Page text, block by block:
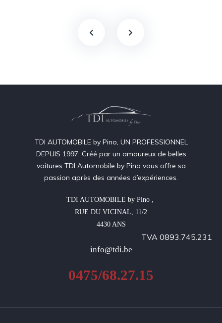
TDI AUTOMOBILE by Pino, UN PROFESSIONNEL
DEPUIS 1997. Créé par un amoureux de belles
voitures TDI Automobile by Pino vous offre sa
passion après des années d’expériences.
TDI AUTOMOBILE by Pino ,
RUE DU VICINAL, 11/2
4430 ANS
TVA 0893.745.231
info@tdi.be
0475/68.27.15